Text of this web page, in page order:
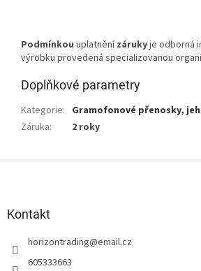
Podmínkou uplatněnízárukyje odborná
výrobku provedená specializovanou
Doplňkové parametry
Kategorie: Gramofonové přenosky,
Záruka: 2 roky
Kontakt
horizontrading@email.cz
605333663